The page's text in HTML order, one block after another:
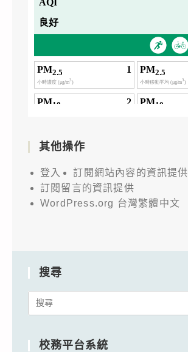
其他操作
登入
訂閱網站內容的資訊提供
訂閱留言的資訊提供
WordPress.org 台灣繁體中文
搜尋
Search
校務平台系統